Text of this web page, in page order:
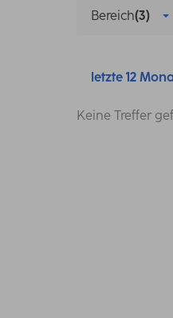
Bereich(3)
letzte 12
Keine Treffer